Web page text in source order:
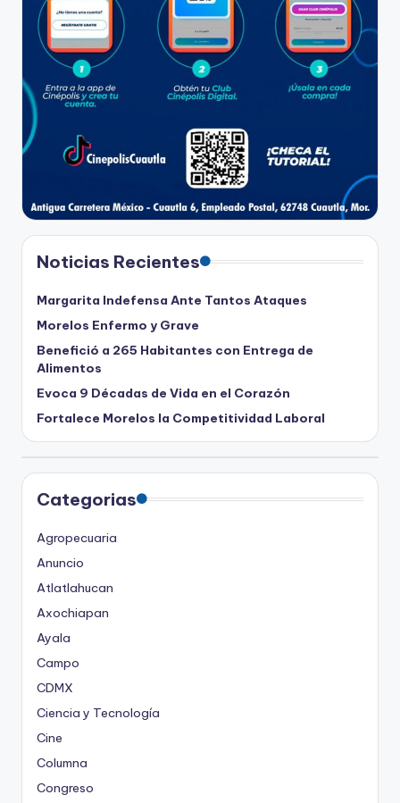
Noticias Recientes
Margarita Indefensa Ante Tantos Ataques
Morelos Enfermo y Grave
Benefició a 265 Habitantes con Entrega de
Alimentos
Evoca 9 Décadas de Vida en el Corazón
Fortalece Morelos la Competitividad Laboral
Categorias
Agropecuaria
Anuncio
Atlatlahucan
Axochiapan
Ayala
Campo
CDMX
Ciencia y Tecnología
Cine
Columna
Congreso